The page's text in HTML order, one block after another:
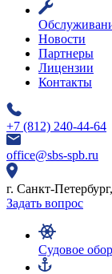
Новости
Партнеры
Лицензии
Контакты
+7 (812) 240-44-64
office@sbs-spb.ru
г. Санкт-
Задать вопрос
Судовое